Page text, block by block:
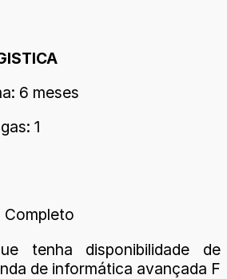
6 meses
1
Completo
tenha disponibilidade de
de informática avançada F